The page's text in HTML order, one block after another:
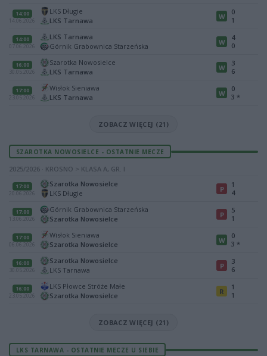
14:00
14.06.2026
LKS Długie
LKS Tarnawa
W
0
1
14:00
07.06.2026
LKS Tarnawa
Górnik Grabownica Starzeńska
W
4
0
16:00
30.05.2026
Szarotka Nowosielce
LKS Tarnawa
W
3
6
17:00
23.05.2026
Wisłok Sieniawa
LKS Tarnawa
W
0
3 *
ZOBACZ WIĘCEJ (21)
SZAROTKA NOWOSIELCE - OSTATNIE MECZE
2025/2026 · KROSNO > KLASA A, GR. I
17:00
20.06.2026
Szarotka Nowosielce
LKS Długie
P
1
4
17:00
13.06.2026
Górnik Grabownica Starzeńska
Szarotka Nowosielce
P
5
1
17:00
06.06.2026
Wisłok Sieniawa
Szarotka Nowosielce
W
0
3 *
16:00
30.05.2026
Szarotka Nowosielce
LKS Tarnawa
P
3
6
16:00
23.05.2026
LKS Płowce Stróże Małe
Szarotka Nowosielce
R
1
1
ZOBACZ WIĘCEJ (21)
LKS TARNAWA - OSTATNIE MECZE U SIEBIE